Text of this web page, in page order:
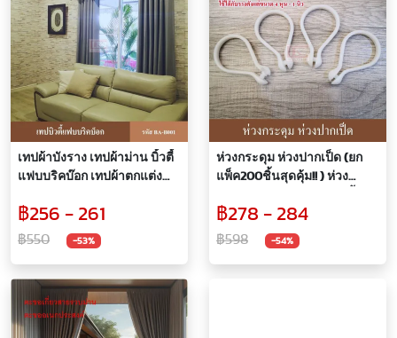
เทปผ้าบังราง เทปผ้าม่าน บิ้วตี้
แฟบบริคบ๊อก เทปผ้าตกแต่ง
฿256 - 261
฿550 -53%
ห่วงกระดุม ห่วงปากเป็ด (ยก
แพ็ค200ชิ้นสุดคุ้ม!! ) ห่วง
ห่วงผ้าม่าน ห่วงพลาสติก ห่วง
กระดุมผ้าม่าน ผ้าม่าน
฿278 - 284
฿598 -54%